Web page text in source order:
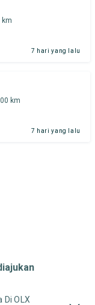
km
7 hari yang lalu
km
7 hari yang lalu
Di OLX